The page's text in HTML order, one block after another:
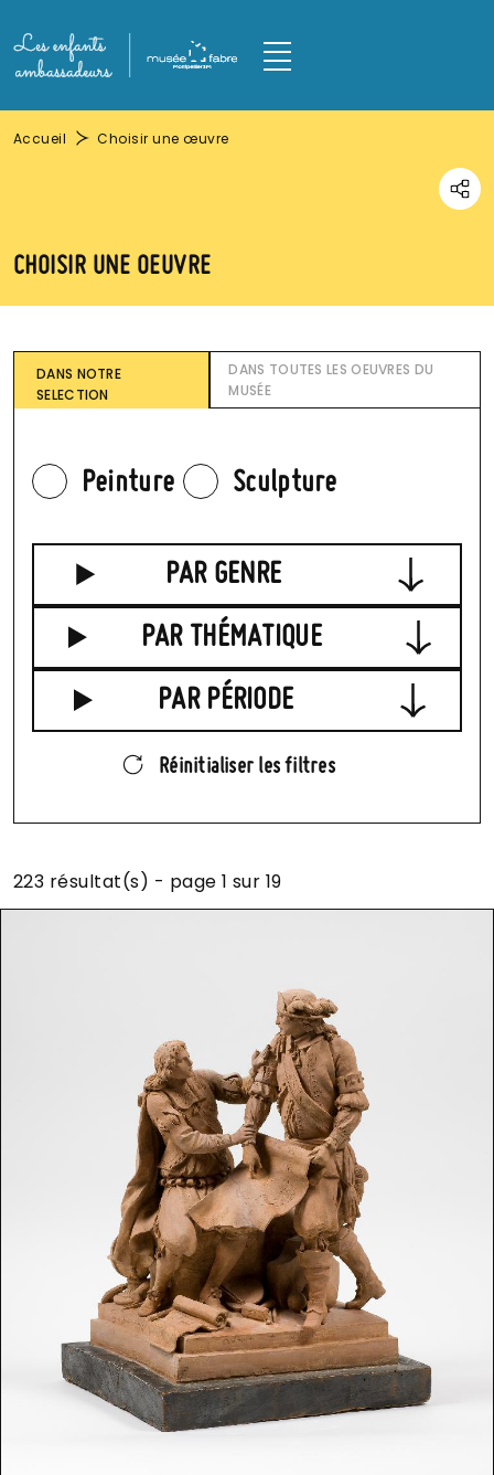
Fil d'Ariane
Accueil Choisir une œuvre
CHOISIR UNE OEUVRE
DANS NOTRE
SELECTION
DANS TOUTES LES OEUVRES DU
MUSÉE
Peinture Sculpture
PAR GENRE
PAR THÉMATIQUE
PAR PÉRIODE
223 résultat(s) - page 1 sur 19